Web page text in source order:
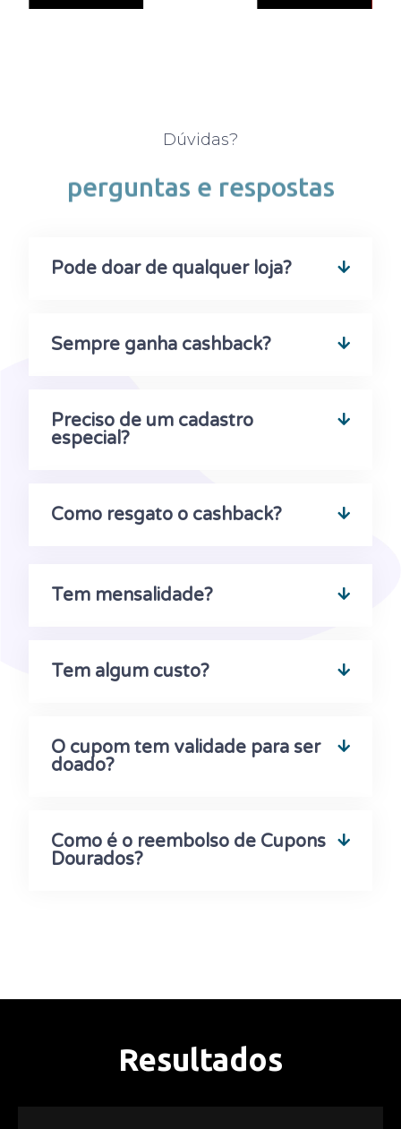
Dúvidas?
perguntas e respostas
Pode doar de qualquer loja?
Sempre ganha cashback?
Preciso de um cadastro
especial?
Como resgato o cashback?
Tem mensalidade?
Tem algum custo?
O cupom tem validade para ser
doado?
Como é o reembolso de Cupons
Dourados?
Resultados